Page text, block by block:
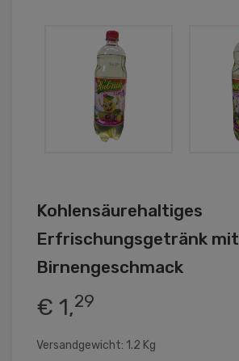
Kohlensäurehaltiges
Erfrischungsgetränk mit
Birnengeschmack
€ 1,29
Versandgewicht: 1.2 Kg